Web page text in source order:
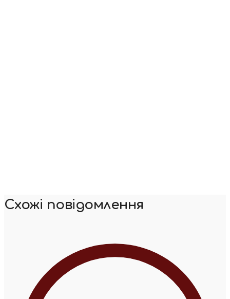
Схожі повідомлення